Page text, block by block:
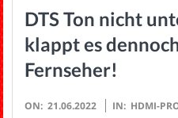
DTS Ton nicht
klappt es
Fernseher!
2022-
ON: 21.06.2022 IN: HDMI-